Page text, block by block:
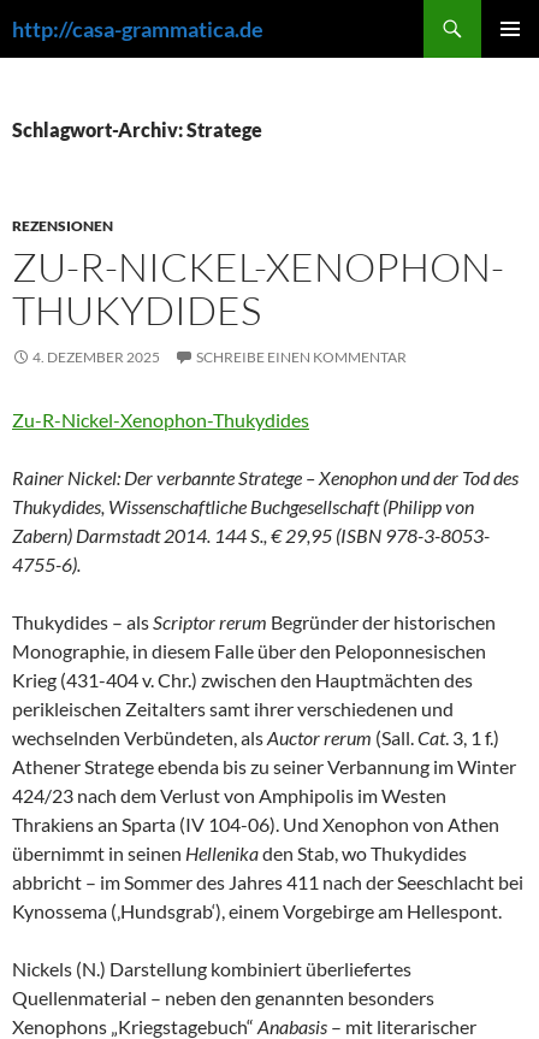
Inhalt
http://casa-grammatica.de
Schlagwort-Archiv: Stratege
REZENSIONEN
ZU-R-NICKEL-XENOPHON-
THUKYDIDES
4. DEZEMBER 2025 SCHREIBE EINEN KOMMENTAR
Zu-R-Nickel-Xenophon-Thukydides
Rainer Nickel: Der verbannte Stratege – Xenophon und der Tod des
Thukydides, Wissenschaftliche Buchgesellschaft (Philipp von
Zabern) Darmstadt 2014. 144 S., € 29,95 (ISBN 978-3-8053-
4755-6).
Thukydides – alsScriptor rerum Begründer der historischen
Monographie, in diesem Falle über den Peloponnesischen
Krieg (431-404 v. Chr.) zwischen den Hauptmächten des
perikleischen Zeitalters samt ihrer verschiedenen und
wechselnden Verbündeten, alsAuctor rerum (Sall.Cat. 3, 1 f.)
Athener Stratege ebenda bis zu seiner Verbannung im Winter
424/23 nach dem Verlust von Amphipolis im Westen
Thrakiens an Sparta (IV 104-06). Und Xenophon von Athen
übernimmt in seinen Hellenikaden Stab, wo Thukydides
abbricht – im Sommer des Jahres 411 nach der Seeschlacht bei
Kynossema (‚Hundsgrab‘), einem Vorgebirge am Hellespont.
Nickels (N.) Darstellung kombiniert überliefertes
Quellenmaterial – neben den genannten besonders
Xenophons „Kriegstagebuch“ Anabasis – mit literarischer